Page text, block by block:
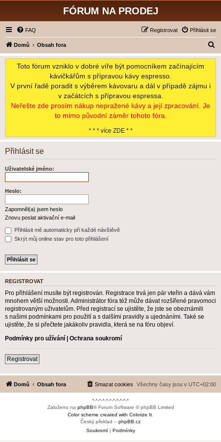
FÓRUM NA PRODEJ
FAQ Přihlásit se
Registrovat
Domů Obsah fora
l
Toto fórum vzniklo v dobré víře být pomocníkem začínajícím
kávičkářům s přípravou kávy espresso.
V první řadě poradit s výběrem kávovaru a dál v případě zájmu i
v začátcích s přípravou espressa.
Neřešte zde prosím nákup nepražené kávy a její zpracování. Je
to mimo původní záměr tohoto fóra.
* * * více ZDE * *
Přihlásit se
Uživatelské jméno:
Heslo:
Zapomněl(a) jsem heslo
Znovu poslat aktivační e-mail
Přihlásit mě automaticky při každé návštěvě
Skrýt můj online stav pro toto přihlášení
REGISTROVAT
Pro přihlášení musíte být registrován. Registrace trvá jen pár vteřin a dává vám
mnohem větší možnosti. Administrátor fóra též může dávat rozšířené pravomoci
registrovaným uživatelům. Před registrací se ujistěte, že jste se obeznámili
s našimi podmínkami pro použití a s dalšími pravidly a ujednáními. Také se
ujistěte, že si přečtete jakákoliv pravidla, která se na fóru objeví.
Podmínky pro užívání | Ochrana soukromí
Registrovat
Domů Obsah fora Všechny časy jsou v UTC+02:00
Smazat cookies
*-*-*-*-*-*-*-*-*-*-*
Založeno na phpBB® Forum Software © phpBB Limited
Color scheme created with Colorize It
Český překlad – phpBB.cz
Soukromí| Podmínky